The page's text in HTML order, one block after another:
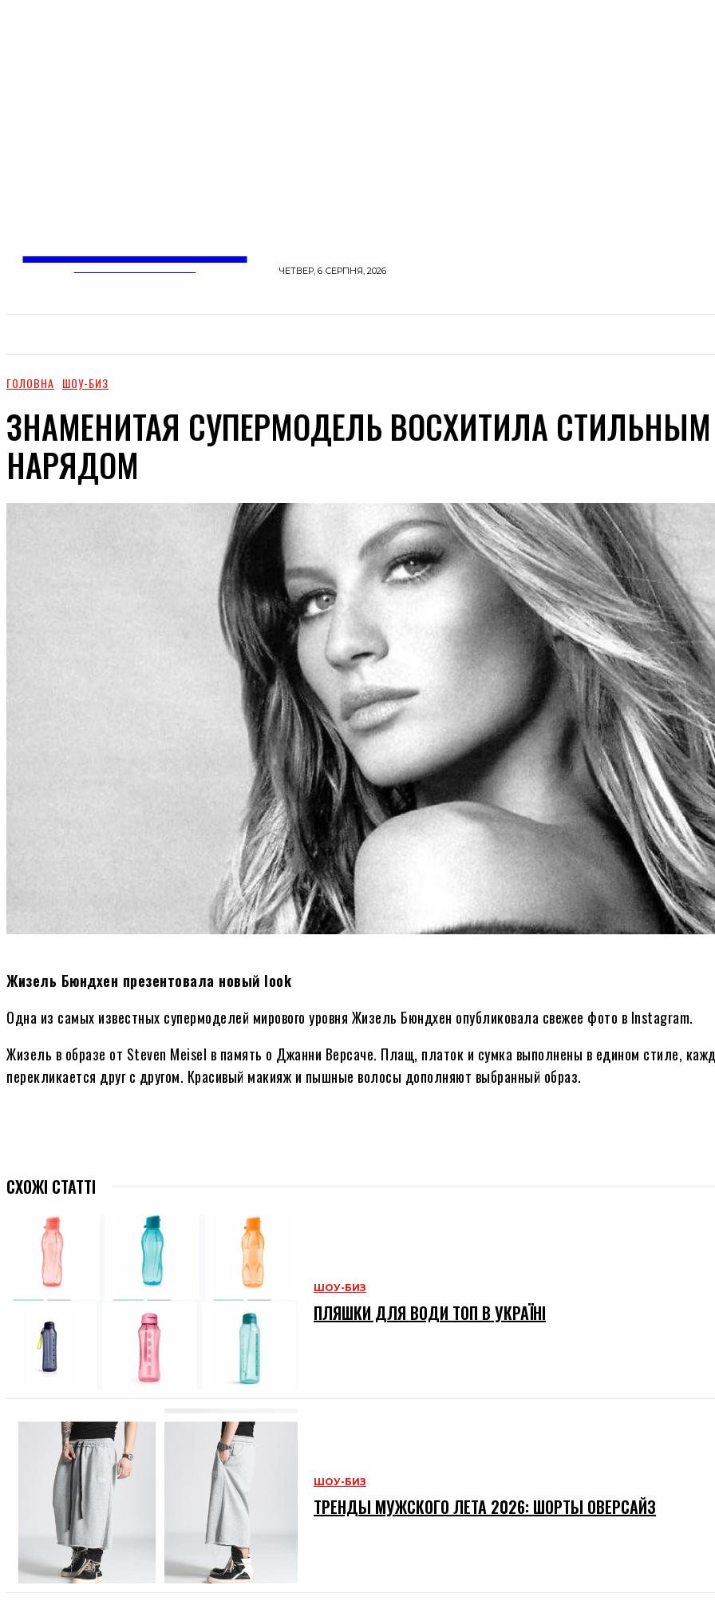
ЧЕТВЕР, 6 СЕРПНЯ, 2026
ГОЛОВНА ШОУ-БИЗ
ЗНАМЕНИТАЯ СУПЕРМОДЕЛЬ ВОСХИТИЛА СТИЛЬНЫМ
НАРЯДОМ
Жизель Бюндхен презентовала новый look
Одна из самых известных супермоделей мирового уровня Жизель Бюндхен опубликовала свежее фото в Instagram.
Жизель в образе от Steven Meisel в память о Джанни Версаче. Плащ, платок и сумка выполнены в едином стиле,
перекликается друг с другом. Красивый макияж и пышные волосы дополняют выбранный образ.
СХОЖІ СТАТТІ
ШОУ-БИЗ
ПЛЯШКИ ДЛЯ ВОДИ ТОП В УКРАЇНІ
ШОУ-БИЗ
ТРЕНДЫ МУЖСКОГО ЛЕТА 2026: ШОРТЫ ОВЕРСАЙЗ